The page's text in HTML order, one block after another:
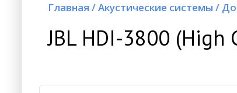
Главная /Акустические системы /
JBL HDI-3800 (High